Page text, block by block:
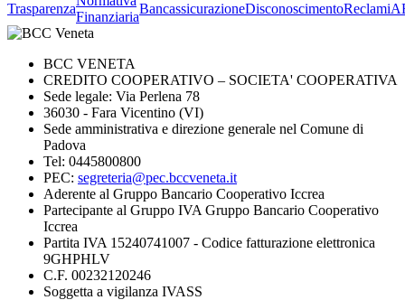
Trasparenza
Finanziaria
BancassicurazioneDisconoscimentoReclami
BCC VENETA
CREDITO COOPERATIVO – SOCIETA' COOPERATIVA
Sede legale: Via Perlena 78
36030 - Fara Vicentino (VI)
Sede amministrativa e direzione generale nel Comune di
Padova
Tel: 0445800800
PEC: segreteria@pec.bccveneta.it
Aderente al Gruppo Bancario Cooperativo Iccrea
Partecipante al Gruppo IVA Gruppo Bancario Cooperativo
Iccrea
Partita IVA 15240741007 - Codice fatturazione elettronica
9GHPHLV
C.F. 00232120246
Soggetta a vigilanza IVASS